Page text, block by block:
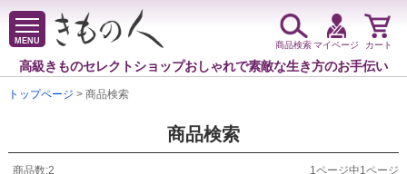
MENU
高級きものセレクトショップおしゃれで素敵な生き方のお手伝い
商品検索マイページ カート
トップページ > 商品検索
商品検索
商品数:2
1ページ中1ページ